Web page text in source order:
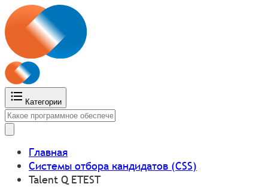
Категории
Главная
Системы отбора кандидатов (CSS)
Talent Q ETEST